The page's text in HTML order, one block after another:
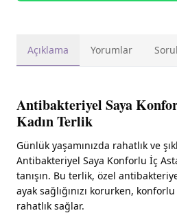
Açıklama Yorumlar
Antibakteriyel Saya
Kadın Terlik
Günlük yaşamınızda rahatlık ve
Antibakteriyel Saya Konforlu İç
tanışın. Bu terlik, özel
ayak sağlığınızı korurken,
rahatlık sağlar.